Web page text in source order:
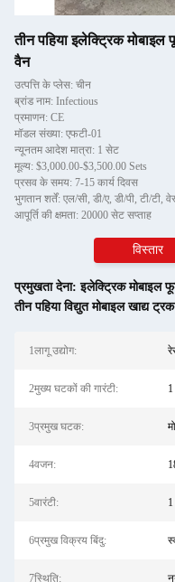
तीन पहिया इलेक्ट्रिक
वैन
उत्पत्ति के प्लेस: चीन
ब्रांड नाम: Infectious
प्रमाणन: CE
मॉडल संख्या: एफटी-01
न्यूनतम आदेश मात्रा: 1 सेट
मूल्य: $3,000.00-$3,500.00 Sets
प्रसव के समय: 7-15 कार्य दिवस
भुगतान शर्तें: एल/सी, डी/ए, डी/पी, टी/टी,
आपूर्ति की क्षमता: 20000 सेट सप्ताह
विस्तार
प्रमुखता देना:इलेक्ट्रिक मोबाइल
तीन पहिया विद्युत मोबाइल खाद्य ट्रक
1लागू उद्योग:
2मुख्य घटकों की गारंटी: 1
3प्रमुख घटक:
4वजन:
5वारंटी: 1
6प्रमुख विक्रय बिंदु:
7स्थिति: